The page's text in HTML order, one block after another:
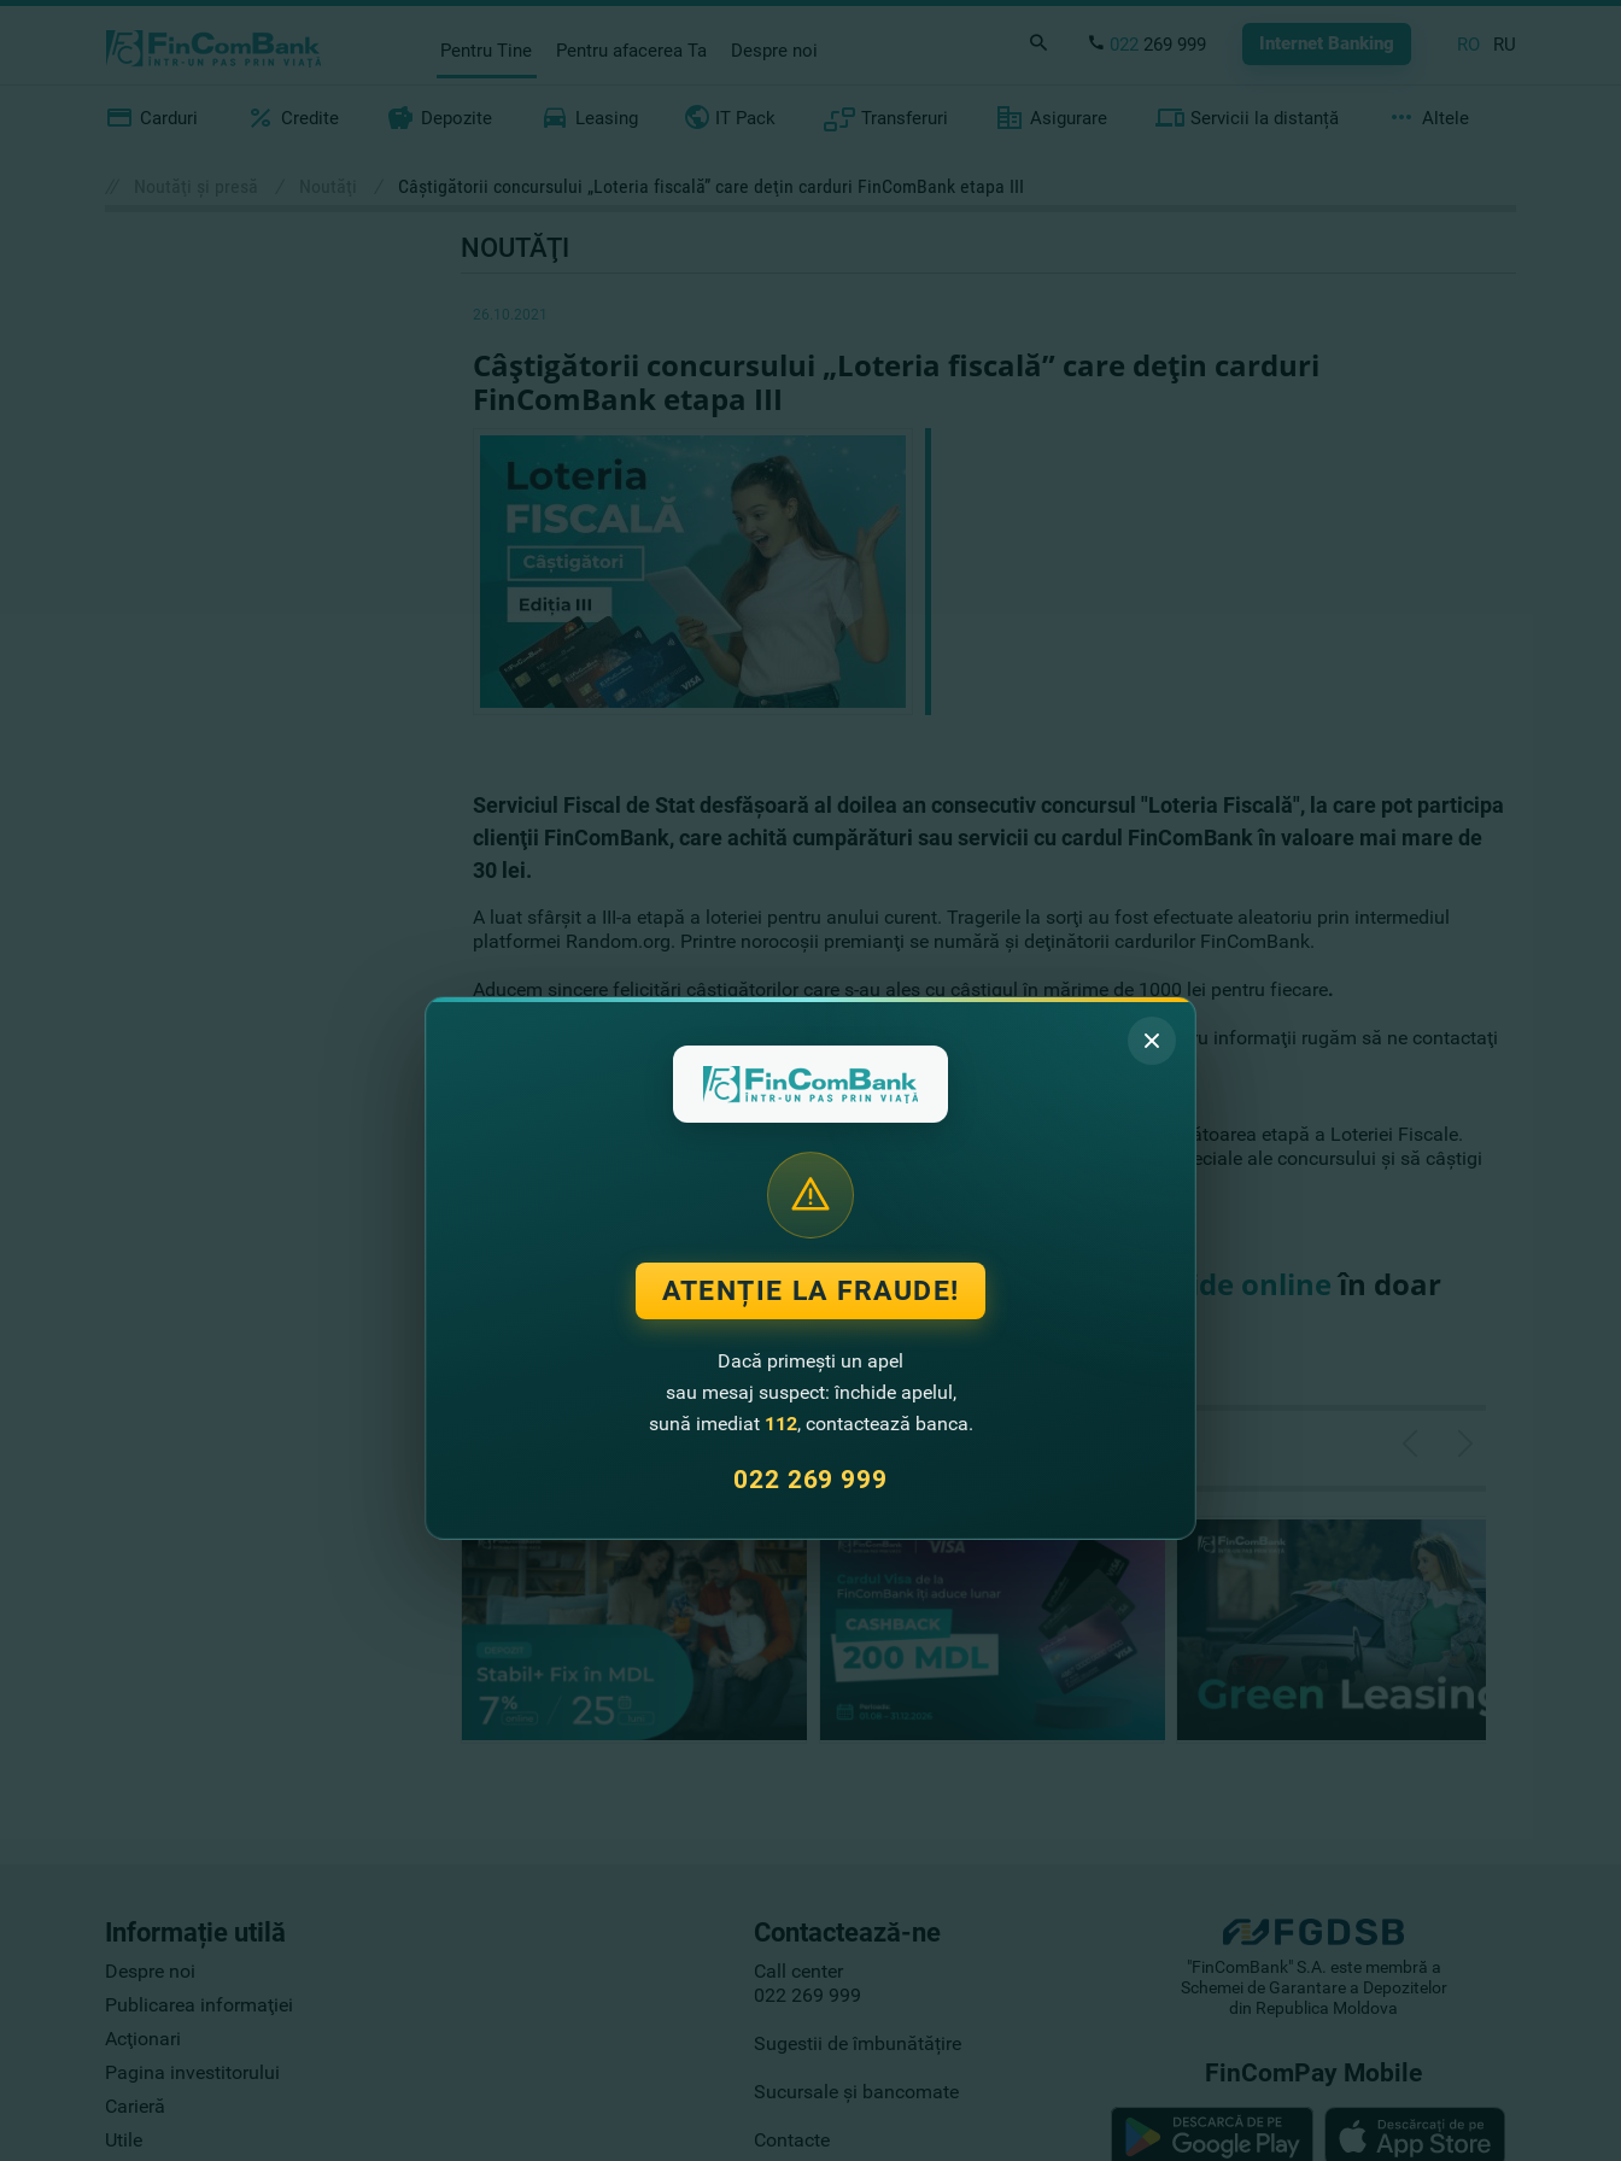
Pentru Tine Pentru afacerea Ta Despre noi 022 269 999 Internet Banking RO RU
Carduri Credite Depozite Leasing IT Pack Transferuri Asigurare Servicii la distanță Altele
Câştigătorii concursului „Loteria fiscală” care deţin carduri FinComBank etapa III
NOUTĂŢI
26.10.2021
Câştigătorii concursului „Loteria fiscală” care deţin carduri
FinComBank etapa III
Serviciul Fiscal de Stat desfăşoară al doilea an consecutiv concursul "Loteria Fiscală", la care pot participa
clienţii FinComBank, care achită cumpărături sau servicii cu cardul FinComBank în valoare mai mare de
30 lei.
A luat sfârşit a III-a etapă a loteriei pentru anului curent. Tragerile la sorţi au fost efectuate aleatoriu prin intermediul
platformei Random.org. Printre norocoşii premianţi se numără şi deţinătorii cardurilor FinComBank.
Aducem sincere felicitări câştigătorilor сare s-au ales cu câştigul în mărime de 1000 lei pentru fiecare.
Câştigul va fi transferat pe cardul câştigătorilor de către Serviciul Fiscal de Stat. Pentru informaţii rugăm să ne contactaţi
Poţi şi tu să te numeri în rândul câştigătorilor!
Achită orice cumpărătură sau serviciu în valoare de peste 30 de lei şi participă la următoarea etapă a Loteriei Fiscale.
Trimestrial, poţi câştiga 1.000 de lei, iar de sărbători ai şansa să participi la ediţiile speciale ale concursului şi să câştigi
Încă nu ai un card de la FinComBank? Îl poţi deschide onlineîn doar
câteva click-uri!
Informație utilă
Despre noi
Publicarea informaţiei
Acţionari
Pagina investitorului
Carieră
Utile
Contactează-ne
Call center
022 269 999
Sugestii de îmbunătățire
Sucursale și bancomate
Contacte
"FinComBank" S.A. este membră a
Schemei de Garantare a Depozitelor
din Republica Moldova
FinComPay Mobile
ATENȚIE LA FRAUDE!
Dacă primești un apel
sau mesaj suspect: închide apelul,
sună imediat 112, contactează banca.
022 269 999